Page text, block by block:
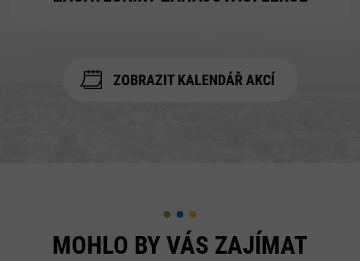
ZOBRAZIT KALENDÁŘ AKCÍ
MOHLO BY VÁS ZAJÍMAT